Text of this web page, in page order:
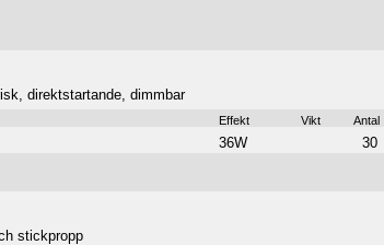
direktstartande, dimmbar
Effekt Vikt Antal
36W 30
stickpropp